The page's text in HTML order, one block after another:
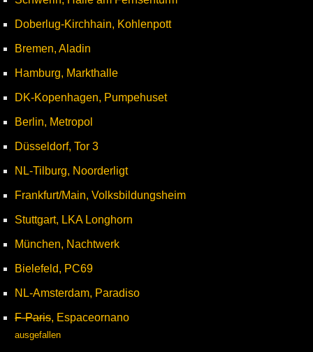
Doberlug-Kirchhain, Kohlenpott
Bremen, Aladin
Hamburg, Markthalle
DK-Kopenhagen, Pumpehuset
Berlin, Metropol
Düsseldorf, Tor 3
NL-Tilburg, Noorderligt
Frankfurt/Main, Volksbildungsheim
Stuttgart, LKA Longhorn
München, Nachtwerk
Bielefeld, PC69
NL-Amsterdam, Paradiso
F-Paris, Espaceornano
ausgefallen